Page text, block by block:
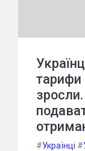
тарифи
#Українці #